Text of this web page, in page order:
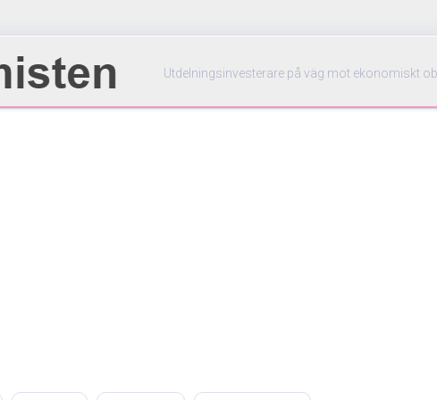
Utdelningsinvesterare på väg mot ekonomiskt